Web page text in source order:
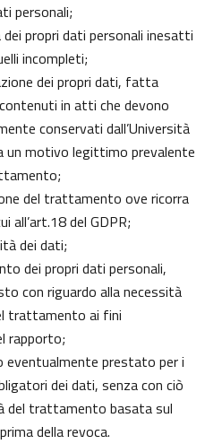
personali;
propri dati personali inesatti
incompleti;
dei propri dati, fatta
in atti che devono
conservati dall’Università
un motivo legittimo prevalente
del trattamento ove ricorra
all’art.18 del GDPR;
dei dati;
dei propri dati personali,
con riguardo alla necessità
trattamento ai fini
rapporto;
eventualmente prestato per i
dei dati, senza con ciò
del trattamento basata sul
della revoca.